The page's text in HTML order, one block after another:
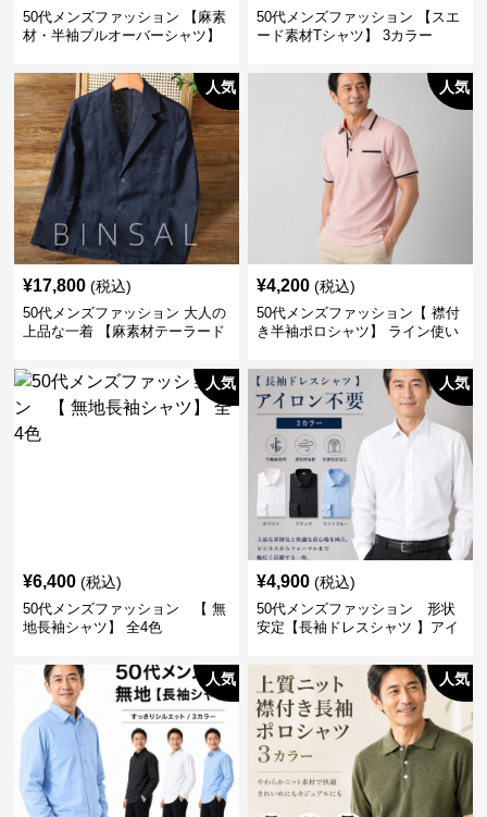
50代メンズファッション 【麻素
材・半袖プルオーバーシャツ】
50代メンズファッション 【スエ
ード素材Tシャツ】 3カラー
人気
¥17,800 (税込)
50代メンズファッション 大人の
上品な一着 【麻素材テーラード
人気
¥4,200 (税込)
50代メンズファッション【 襟付
き半袖ポロシャツ】 ライン使い
人気
¥6,400 (税込)
50代メンズファッション 【 無
地長袖シャツ】 全4色
人気
¥4,900 (税込)
50代メンズファッション 形状
安定【長袖ドレスシャツ 】アイ
人気 人気